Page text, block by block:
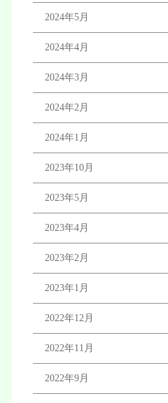
2024年5月
2024年4月
2024年3月
2024年2月
2024年1月
2023年10月
2023年5月
2023年4月
2023年2月
2023年1月
2022年12月
2022年11月
2022年9月